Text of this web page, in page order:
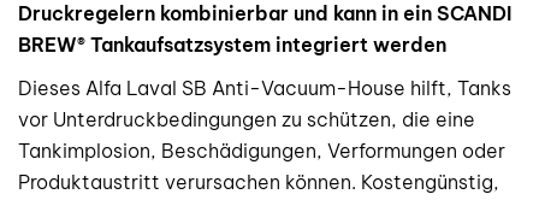
Druckregelern kombinierbar und kann in ein SCANDI
BREW® Tankaufsatzsystem integriert werden
Dieses Alfa Laval SB Anti-Vacuum-House hilft, Tanks
vor Unterdruckbedingungen zu schützen, die eine
Tankimplosion, Beschädigungen, Verformungen oder
Produktaustritt verursachen können. Kostengünstig,